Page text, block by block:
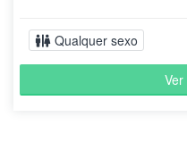
Qualquer sexo